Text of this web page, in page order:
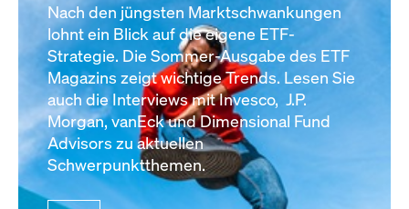
Nach den jüngsten Marktschwankungen
lohnt ein Blick auf die eigene ETF-
Strategie. Die Sommer-Ausgabe des ETF
Magazins zeigt wichtige Trends. Lesen Sie
auch die Interviews mit Invesco, J.P.
Morgan, vanEck und Dimensional Fund
Advisors zu aktuellen
Schwerpunktthemen.